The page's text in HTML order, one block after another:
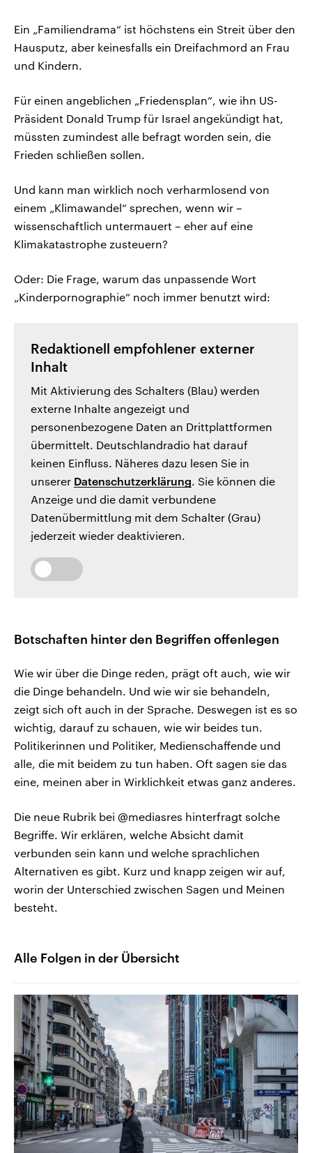
Ein „Familiendrama“ ist höchstens ein Streit über den
Hausputz, aber keinesfalls ein Dreifachmord an Frau
und Kindern.
Für einen angeblichen „Friedensplan“, wie ihn US-
Präsident Donald Trump für Israel angekündigt hat,
müssten zumindest alle befragt worden sein, die
Frieden schließen sollen.
Und kann man wirklich noch verharmlosend von
einem „Klimawandel“ sprechen, wenn wir –
wissenschaftlich untermauert – eher auf eine
Klimakatastrophe zusteuern?
Oder: Die Frage, warum das unpassende Wort
„Kinderpornographie“ noch immer benutzt wird:
Redaktionell empfohlener externer
Inhalt
Mit Aktivierung des Schalters (Blau) werden
externe Inhalte angezeigt und
personenbezogene Daten an Drittplattformen
übermittelt. Deutschlandradio hat darauf
keinen Einfluss. Näheres dazu lesen Sie in
unserer Datenschutzerklärung. Sie können die
Anzeige und die damit verbundene
Datenübermittlung mit dem Schalter (Grau)
jederzeit wieder deaktivieren.
Botschaften hinter den Begriffen offenlegen
Wie wir über die Dinge reden, prägt oft auch, wie wir
die Dinge behandeln. Und wie wir sie behandeln,
zeigt sich oft auch in der Sprache. Deswegen ist es so
wichtig, darauf zu schauen, wie wir beides tun.
Politikerinnen und Politiker, Medienschaffende und
alle, die mit beidem zu tun haben. Oft sagen sie das
eine, meinen aber in Wirklichkeit etwas ganz anderes.
Die neue Rubrik bei @mediasres hinterfragt solche
Begriffe. Wir erklären, welche Absicht damit
verbunden sein kann und welche sprachlichen
Alternativen es gibt. Kurz und knapp zeigen wir auf,
worin der Unterschied zwischen Sagen und Meinen
besteht.
Alle Folgen in der Übersicht